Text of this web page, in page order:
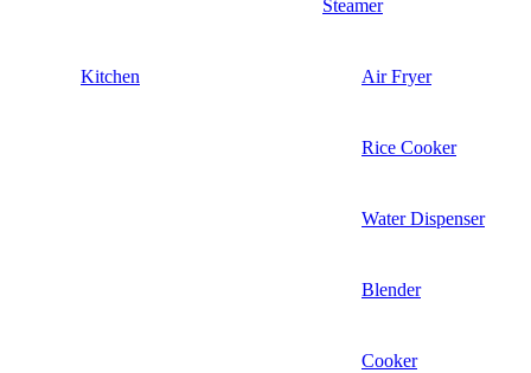
Steamer
Kitchen Air Fryer
Rice Cooker
Water Dispenser
Blender
Cooker